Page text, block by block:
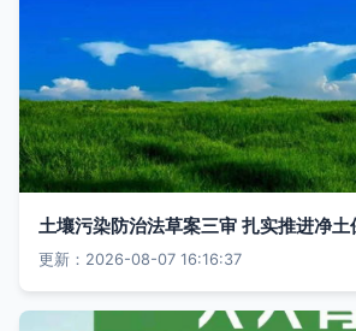
更新：2026-08-07 16:16:37